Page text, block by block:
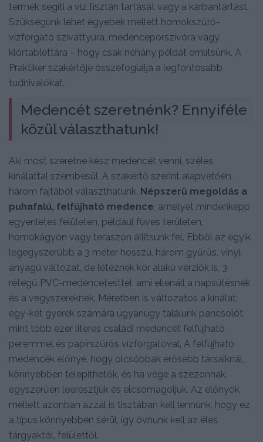
termék segíti a víz tisztán tartását vagy a karbantartást.
Szükségünk lehet egyebek mellett homokszűrő-
vízforgató szivattyúra, medenceporszívóra vagy
klórtablettára – hogy csak néhány példát említsünk. A
Praktiker szakértője összefoglalja a legfontosabb
tudnivalókat.
Medencét szeretnénk? Ennyiféle
közül választhatunk!
Aki most szeretne kész medencét venni, széles
kínálattal szembesül. A szakértő szerint alapvetően
három fajtából választhatunk. Népszerű megoldás a
puhafalú, felfújható medence, amelyet mindenképp
egyenletes felületen, például füves területen,
homokágyon vagy teraszon állítsunk fel. Ebből az egyik
legegyszerűbb a 3 méter hosszú, három gyűrűs, vinyl
anyagú változat, de léteznek kör alakú verziók is, 3
rétegű PVC-medencetesttel, ami ellenáll a napsütésnek
és a vegyszereknek. Méretben is változatos a kínálat:
egy-két gyerek számára ugyanúgy találunk pancsolót,
mint több ezer literes családi medencét felfújható
peremmel és papírszűrős vízforgatóval. A felfújható
medencék előnye, hogy olcsóbbak erősebb társaiknál,
könnyebben telepíthetők, és ha vége a szezonnak,
egyszerűen leeresztjük és elcsomagoljuk. Az előnyök
mellett azonban azzal is tisztában kell lennünk, hogy ez
a típus könnyebben sérül, így óvnunk kell az éles
tárgyaktól, felülettől.